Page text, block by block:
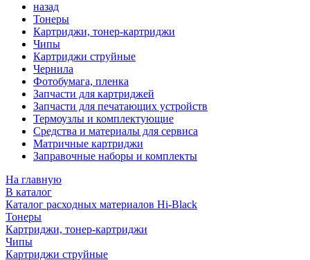
назад
Тонеры
Картриджи, тонер-картриджи
Чипы
Картриджи струйные
Чернила
Фотобумага, пленка
Запчасти для картриджей
Запчасти для печатающих устройств
Термоузлы и комплектующие
Средства и материалы для сервиса
Матричные картриджи
Заправочные наборы и комплекты
На главную
В каталог
Каталог расходных материалов Hi-Black
Тонеры
Картриджи, тонер-картриджи
Чипы
Картриджи струйные